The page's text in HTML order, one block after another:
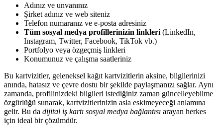
Adınız ve unvanınız
Şirket adınız ve web siteniz
Telefon numaranız ve e-posta adresiniz
Tüm sosyal medya profillerinizin linkleri (LinkedIn,
Instagram, Twitter, Facebook, TikTok vb.)
Portfolyo veya özgeçmiş linkleri
Konumunuz ve çalışma saatleriniz
Bu kartvizitler, geleneksel kağıt kartvizitlerin aksine, bilgilerinizi
anında, hatasız ve çevre dostu bir şekilde paylaşmanızı sağlar. Aynı
zamanda, profilinizdeki bilgileri istediğiniz zaman güncelleyebilme
özgürlüğü sunarak, kartvizitlerinizin asla eskimeyeceği anlamına
gelir. Bu da dijital iş kartı sosyal medya bağlantısı arayan herkes
için ideal bir çözümdür.